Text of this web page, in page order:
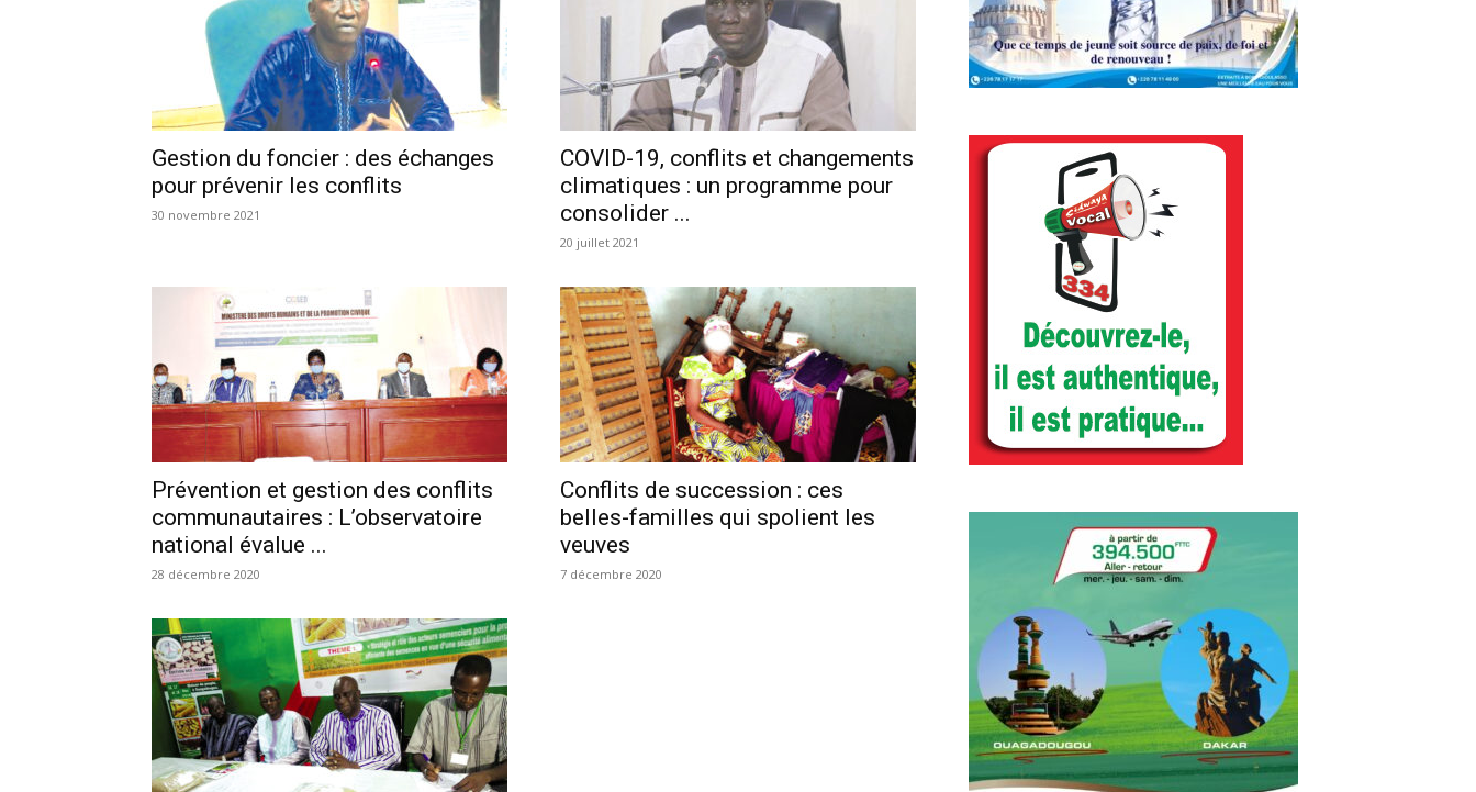
Gestion du foncier : des échanges
pour prévenir les conflits
30 novembre 2021
COVID-19, conflits et changements
climatiques : un programme pour
consolider ...
20 juillet 2021
Prévention et gestion des conflits
communautaires : L’observatoire
national évalue ...
28 décembre 2020
Conflits de succession : ces
belles-familles qui spolient les
veuves
7 décembre 2020